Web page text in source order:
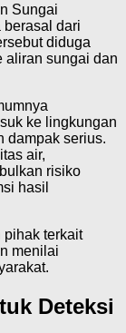
Sungai
dari
diduga
aliran sungai dan
ke lingkungan
dampak serius.
air,
risiko
hasil
pihak terkait
menilai
Deteksi